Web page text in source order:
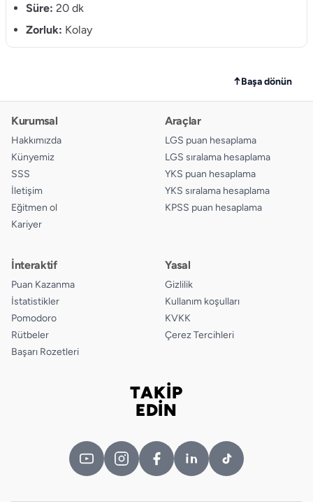
12. A B C D
15.
Süre: 20 dk
Zorluk: Kolay
↑Başa dönün
Kurumsal
Hakkımızda
Künyemiz
SSS
İletişim
Eğitmen ol
Kariyer
Araçlar
LGS puan hesaplama
LGS sıralama hesaplama
YKS puan hesaplama
YKS sıralama hesaplama
KPSS puan hesaplama
İnteraktif
Puan Kazanma
İstatistikler
Pomodoro
Rütbeler
Başarı Rozetleri
Yasal
Gizlilik
Kullanım koşulları
KVKK
Çerez Tercihleri
TAKİP
EDİN